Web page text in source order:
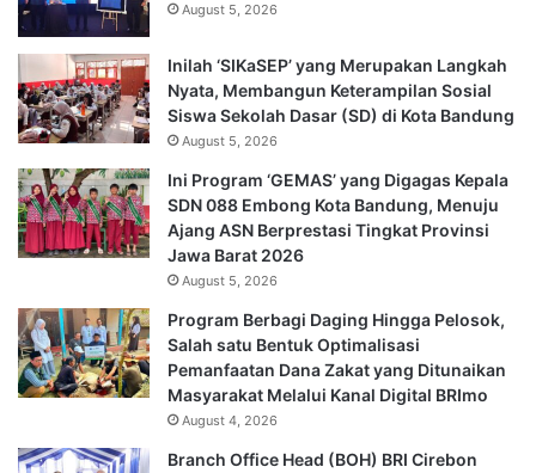
August 5, 2026
Inilah ‘SIKaSEP’ yang Merupakan Langkah
Nyata, Membangun Keterampilan Sosial
Siswa Sekolah Dasar (SD) di Kota Bandung
August 5, 2026
Ini Program ‘GEMAS’ yang Digagas Kepala
SDN 088 Embong Kota Bandung, Menuju
Ajang ASN Berprestasi Tingkat Provinsi
Jawa Barat 2026
August 5, 2026
Program Berbagi Daging Hingga Pelosok,
Salah satu Bentuk Optimalisasi
Pemanfaatan Dana Zakat yang Ditunaikan
Masyarakat Melalui Kanal Digital BRImo
August 4, 2026
Branch Office Head (BOH) BRI Cirebon